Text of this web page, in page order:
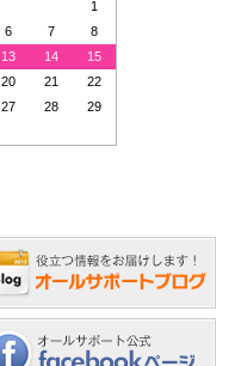
1
6 7
8
13 14
15
20 21
22
27 28
29